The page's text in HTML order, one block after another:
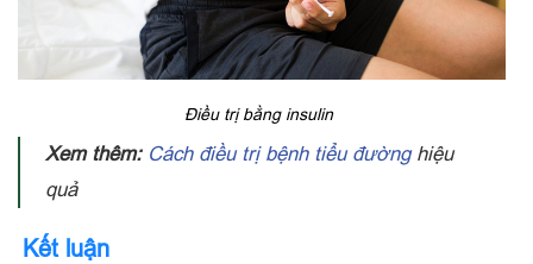
Điều trị bằng insulin
Xem thêm: Cách điều trị bệnh tiểu đườnghiệu
quả
Kết luận